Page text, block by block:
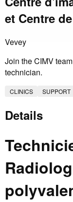
et Centre
Vevey
Join the CIMV
technician.
CLINICS SUPPORT
Details